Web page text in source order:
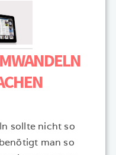
sollte nicht so
man so